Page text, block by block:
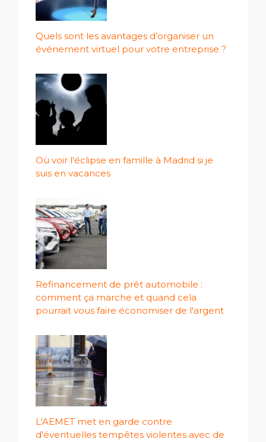
Quels sont les avantages d’organiser un
événement virtuel pour votre entreprise ?
Où voir l'éclipse en famille à Madrid si je
suis en vacances
Refinancement de prêt automobile :
comment ça marche et quand cela
pourrait vous faire économiser de l'argent
L'AEMET met en garde contre
d'éventuelles tempêtes violentes avec de